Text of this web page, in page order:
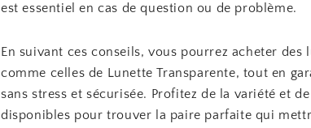
est essentiel en cas de question ou de problème.
En suivant ces conseils, vous pourrez acheter des
comme celles de Lunette Transparente, tout en
sans stress et sécurisée. Profitez de la variété et
disponibles pour trouver la paire parfaite qui